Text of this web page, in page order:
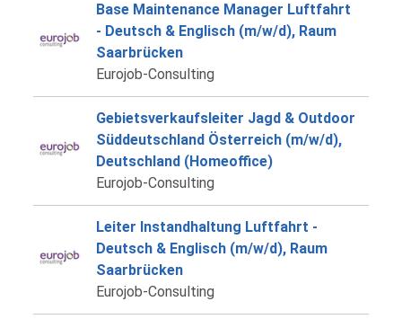
Base Maintenance Manager Luftfahrt
- Deutsch & Englisch (m/w/d), Raum
Saarbrücken
Eurojob-Consulting
Gebietsverkaufsleiter Jagd & Outdoor
Süddeutschland Österreich (m/w/d),
Deutschland (Homeoffice)
Eurojob-Consulting
Leiter Instandhaltung Luftfahrt -
Deutsch & Englisch (m/w/d), Raum
Saarbrücken
Eurojob-Consulting